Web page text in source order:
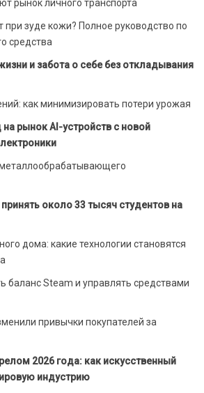
рынок личного транспорта
зуде кожи? Полное руководство по
средства
и забота о себе без откладывания
как минимизировать потери урожая
рынок AI-устройств с новой
около 33 тысяч студентов на
дома: какие технологии становятся
баланс Steam и управлять средствами
привычки покупателей за
2026 года: как искусственный
индустрию